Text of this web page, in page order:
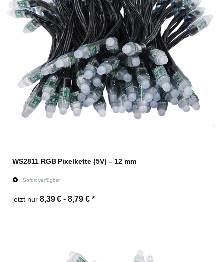
WS2811 RGB Pixelkette (5V) – 12 mm
Sofort verfügbar
jetzt nur 8,39 € - 8,79 € *